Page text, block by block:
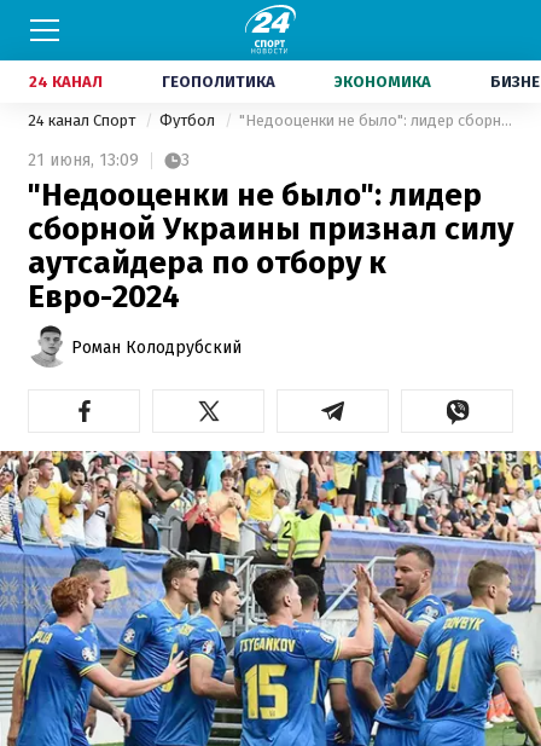
24 КАНАЛ ГЕОПОЛИТИКА ЭКОНОМИКА
24 канал Спорт Футбол "Недооценки не было": лидер сборной Украины признал силу аутсайдера по отбору к Евро-2024
21 июня, 13:09 3
"Недооценки не было": лидер
сборной Украины признал силу
аутсайдера по отбору к
Евро-2024
Роман Колодрубский